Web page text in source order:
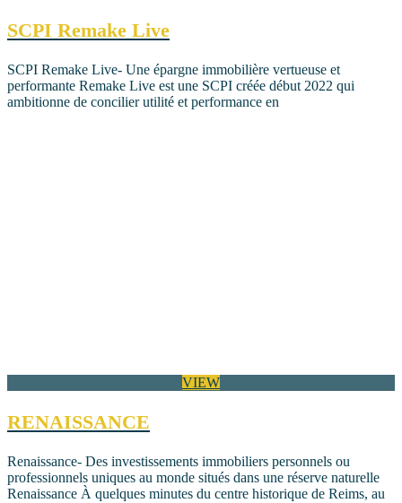
SCPI Remake Live
SCPI Remake Live- Une épargne immobilière vertueuse et
performante Remake Live est une SCPI créée début 2022 qui
ambitionne de concilier utilité et performance en
VIEW
RENAISSANCE
Renaissance- Des investissements immobiliers personnels ou
professionnels uniques au monde situés dans une réserve naturelle
Renaissance À quelques minutes du centre historique de Reims, au